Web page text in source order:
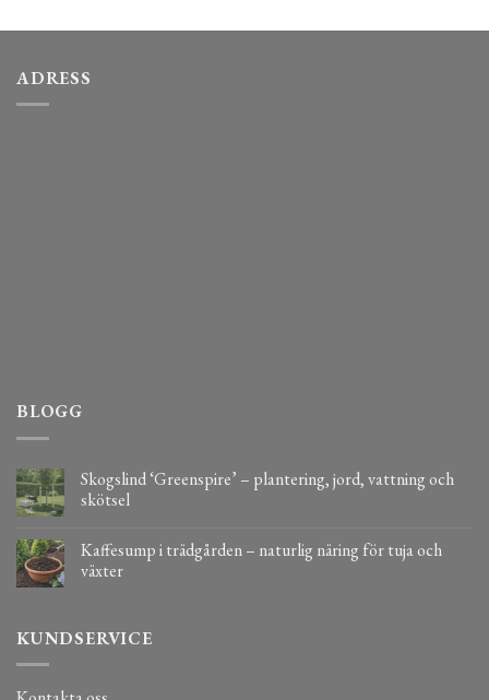
ADRESS
BLOGG
Skogslind ‘Greenspire’ – plantering, jord, vattning och
skötsel
Kaffesump i trädgården – naturlig näring för tuja och
växter
KUNDSERVICE